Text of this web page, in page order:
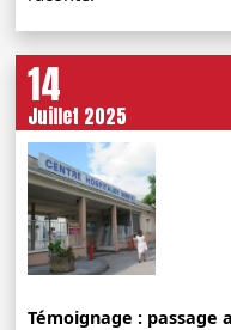
14
Juillet 2025
Témoignage : passage